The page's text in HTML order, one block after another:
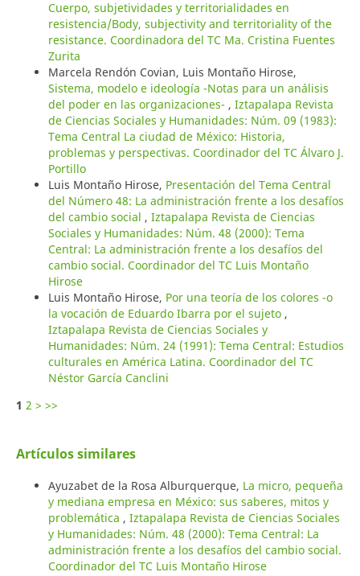
Cuerpo, subjetividades y territorialidades en
resistencia/Body, subjectivity and territoriality of the
resistance. Coordinadora del TC Ma. Cristina Fuentes
Zurita
Marcela Rendón Covian, Luis Montaño Hirose,
Sistema, modelo e ideología -Notas para un análisis
del poder en las organizaciones- , Iztapalapa Revista
de Ciencias Sociales y Humanidades: Núm. 09 (1983):
Tema Central La ciudad de México: Historia,
problemas y perspectivas. Coordinador del TC Álvaro J.
Portillo
Luis Montaño Hirose, Presentación del Tema Central
del Número 48: La administración frente a los desafíos
del cambio social , Iztapalapa Revista de Ciencias
Sociales y Humanidades: Núm. 48 (2000): Tema
Central: La administración frente a los desafíos del
cambio social. Coordinador del TC Luis Montaño
Hirose
Luis Montaño Hirose, Por una teoría de los colores -o
la vocación de Eduardo Ibarra por el sujeto ,
Iztapalapa Revista de Ciencias Sociales y
Humanidades: Núm. 24 (1991): Tema Central: Estudios
culturales en América Latina. Coordinador del TC
Néstor García Canclini
1 2 > >>
Artículos similares
Ayuzabet de la Rosa Alburquerque, La micro, pequeña
y mediana empresa en México: sus saberes, mitos y
problemática , Iztapalapa Revista de Ciencias Sociales
y Humanidades: Núm. 48 (2000): Tema Central: La
administración frente a los desafíos del cambio social.
Coordinador del TC Luis Montaño Hirose